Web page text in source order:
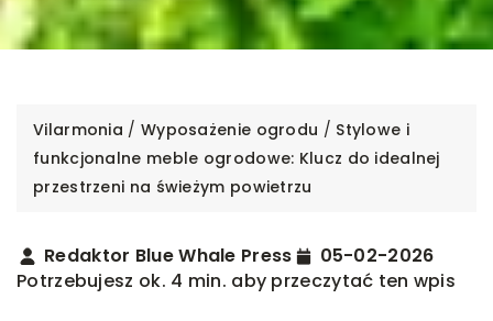
Vilarmonia / Wyposażenie ogrodu / Stylowe i
funkcjonalne meble ogrodowe: Klucz do idealnej
przestrzeni na świeżym powietrzu
Redaktor Blue Whale Press
05-02-2026
Potrzebujesz ok. 4 min. aby przeczytać ten wpis